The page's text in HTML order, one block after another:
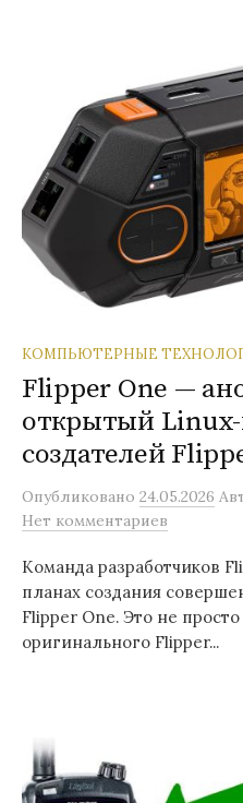
КОМПЬЮТЕРНЫЕ
Flipper One —
открытый Linux-
создателей
Опубликовано 24.05.2026
Нет комментариев
Команда разработчиков
планах создания
Flipper One. Это не
оригинального Flipper...